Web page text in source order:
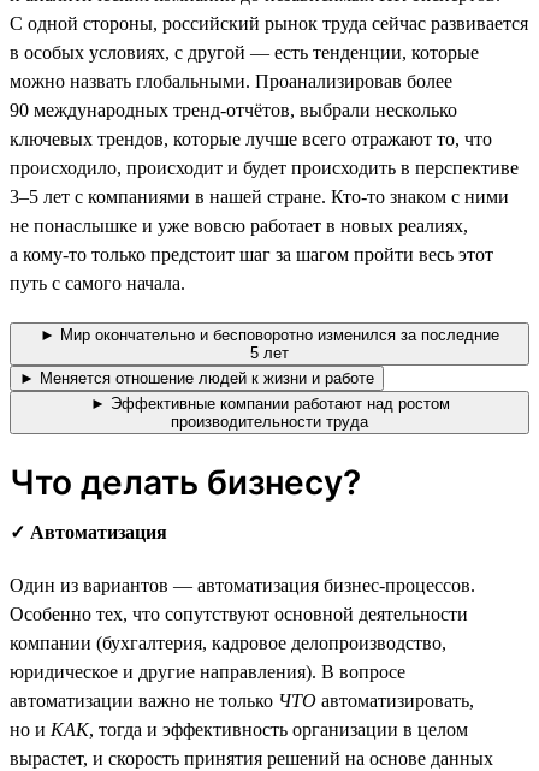
С одной стороны, российский рынок труда сейчас развивается
в особых условиях, с другой — есть тенденции, которые
можно назвать глобальными. Проанализировав более
90 международных тренд-отчётов, выбрали несколько
ключевых трендов, которые лучше всего отражают то, что
происходило, происходит и будет происходить в перспективе
3–5 лет с компаниями в нашей стране. Кто-то знаком с ними
не понаслышке и уже вовсю работает в новых реалиях,
а кому-то только предстоит шаг за шагом пройти весь этот
путь с самого начала.
► Мир окончательно и бесповоротно изменился за последние
5 лет
► Меняется отношение людей к жизни и работе
► Эффективные компании работают над ростом
производительности труда
Что делать бизнесу?
✓ Автоматизация
Один из вариантов — автоматизация бизнес-процессов.
Особенно тех, что сопутствуют основной деятельности
компании (бухгалтерия, кадровое делопроизводство,
юридическое и другие направления). В вопросе
автоматизации важно не только ЧТО автоматизировать,
но и КАК, тогда и эффективность организации в целом
вырастет, и скорость принятия решений на основе данных